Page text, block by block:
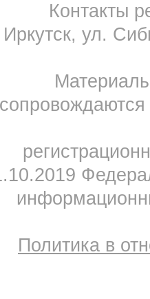
Контакты
Иркутск, ул.
Политика в